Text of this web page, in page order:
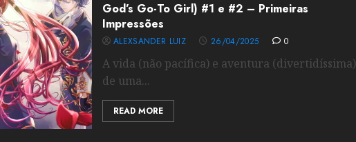
God’s Go-To Girl) #1 e #2 – Primeiras
Impressões
ALEXSANDER LUIZ 26/04/2025 0
A vida (não pacífica) e aventura (divertidíssima)
de uma...
READ MORE